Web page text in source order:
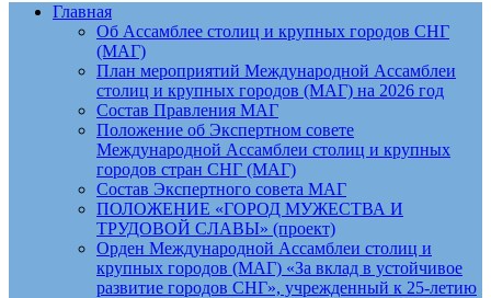
Главная
Об Ассамблее столиц и крупных городов СНГ
(МАГ)
План мероприятий Международной Ассамблеи
столиц и крупных городов (МАГ) на 2026 год
Состав Правления МАГ
Положение об Экспертном совете
Международной Ассамблеи столиц и крупных
городов стран СНГ (МАГ)
Состав Экспертного совета МАГ
ПОЛОЖЕНИЕ «ГОРОД МУЖЕСТВА И
ТРУДОВОЙ СЛАВЫ» (проект)
Орден Международной Ассамблеи столиц и
крупных городов (МАГ) «За вклад в устойчивое
развитие городов СНГ», учрежденный к 25-летию